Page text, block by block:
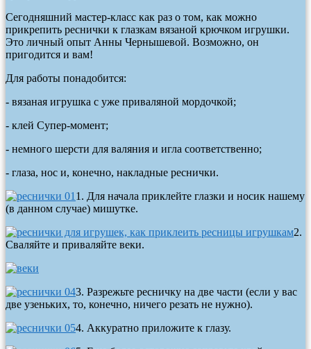
Сегодняшний мастер-класс как раз о том, как можно
прикрепить реснички к глазкам вязаной крючком игрушки.
Это личный опыт Анны Чернышевой. Возможно, он
пригодится и вам!
Для работы понадобится:
- вязаная игрушка с уже приваляной мордочкой;
- клей Супер-момент;
- немного шерсти для валяния и игла соответственно;
- глаза, нос и, конечно, накладные реснички.
1. Для начала приклейте глазки и носик нашему
(в данном случае) мишутке.
2.
Сваляйте и приваляйте веки.
3. Разрежьте ресничку на две части (если у вас
две узеньких, то, конечно, ничего резать не нужно).
4. Аккуратно приложите к глазу.